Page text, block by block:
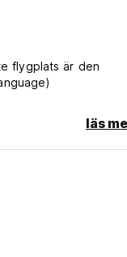
flygplats är den
läs